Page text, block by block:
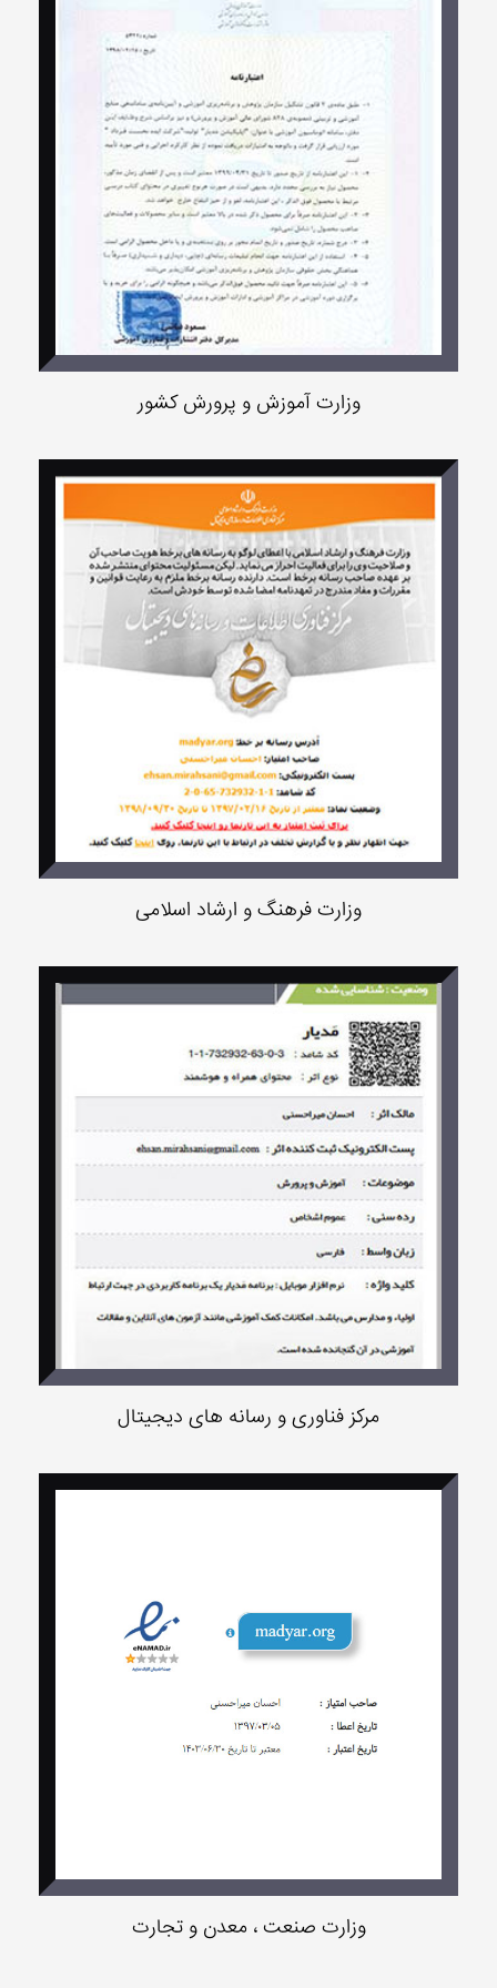
وزارت آموزش و پرورش کشور
وزارت فرهنگ و ارشاد اسلامی
مرکز فناوری و رسانه های دیجیتال
وزارت صنعت ، معدن و تجارت